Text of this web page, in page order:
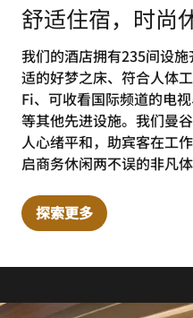
舒适住宿，时尚
我们的酒店拥有235间设
适的好梦之床、符合人体
Fi、可收看国际频道的电
等其他先进设施。我们曼
人心绪平和，助宾客在工
启商务休闲两不误的非凡体
探索更多